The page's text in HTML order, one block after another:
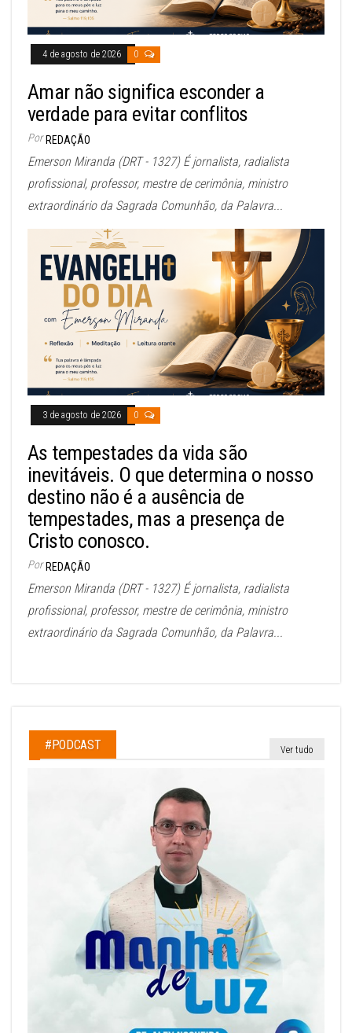
4 de agosto de 2026 0
Amar não significa esconder a
verdade para evitar conflitos
Por REDAÇÃO
Emerson Miranda (DRT - 1327) É jornalista, radialista
profissional, professor, mestre de cerimônia, ministro
extraordinário da Sagrada Comunhão, da Palavra...
3 de agosto de 2026 0
As tempestades da vida são
inevitáveis. O que determina o nosso
destino não é a ausência de
tempestades, mas a presença de
Cristo conosco.
Por REDAÇÃO
Emerson Miranda (DRT - 1327) É jornalista, radialista
profissional, professor, mestre de cerimônia, ministro
extraordinário da Sagrada Comunhão, da Palavra...
#PODCAST Ver tudo